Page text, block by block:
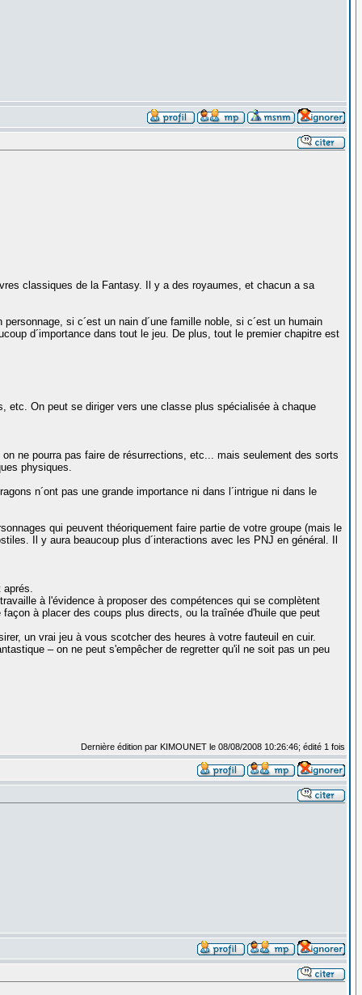
classiques de la Fantasy. Il y a des royaumes, et chacun a sa
si c´est un nain d´une famille noble, si c´est un humain
d´importance dans tout le jeu. De plus, tout le premier chapitre est
etc. On peut se diriger vers une classe plus spécialisée à chaque
ne pourra pas faire de résurrections, etc... mais seulement des sorts
physiques.
n´ont pas une grande importance ni dans l´intrigue ni dans le
qui peuvent théoriquement faire partie de votre groupe (mais le
Il y aura beaucoup plus d´interactions avec les PNJ en général. Il
à l'évidence à proposer des compétences qui se complètent
à placer des coups plus directs, ou la traînée d'huile que peut
un vrai jeu à vous scotcher des heures à votre fauteuil en cuir.
– on ne peut s'empêcher de regretter qu'il ne soit pas un peu
Dernière édition par KIMOUNET le 08/08/2008 10:26:46; édité 1 fois